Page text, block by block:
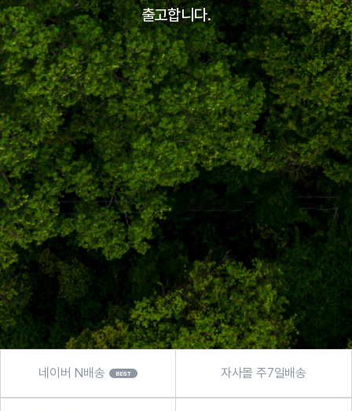
출고합니다.
네이버 N배송 자사몰 주7일배송